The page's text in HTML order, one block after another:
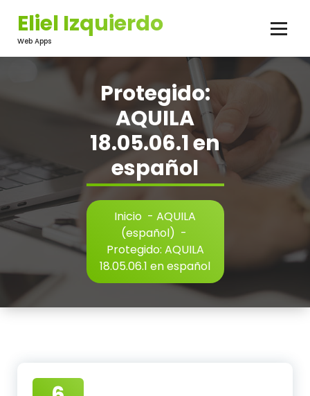
contenido
Eliel Izquierdo
Web Apps
Protegido:
AQUILA
18.05.06.1 en
español
Inicio - AQUILA
(español) -
Protegido: AQUILA
18.05.06.1 en español